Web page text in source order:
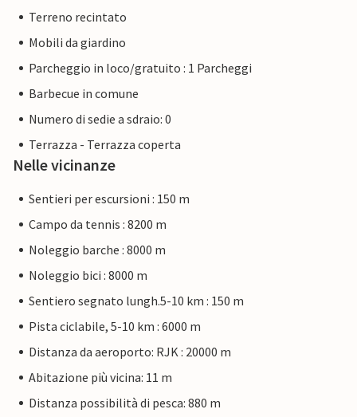
Terreno recintato
Mobili da giardino
Parcheggio in loco/gratuito : 1 Parcheggi
Barbecue in comune
Numero di sedie a sdraio: 0
Terrazza - Terrazza coperta
Nelle vicinanze
Sentieri per escursioni : 150 m
Campo da tennis : 8200 m
Noleggio barche : 8000 m
Noleggio bici : 8000 m
Sentiero segnato lungh.5-10 km : 150 m
Pista ciclabile, 5-10 km : 6000 m
Distanza da aeroporto: RJK : 20000 m
Abitazione più vicina: 11 m
Distanza possibilità di pesca: 880 m